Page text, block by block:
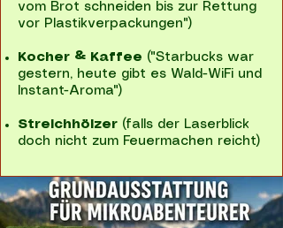
vom Brot schneiden bis zur Rettung
vor Plastikverpackungen")
Kocher & Kaffee ("Starbucks war
gestern, heute gibt es Wald-WiFi und
Instant-Aroma")
Streichhölzer (falls der Laserblick
doch nicht zum Feuermachen reicht)